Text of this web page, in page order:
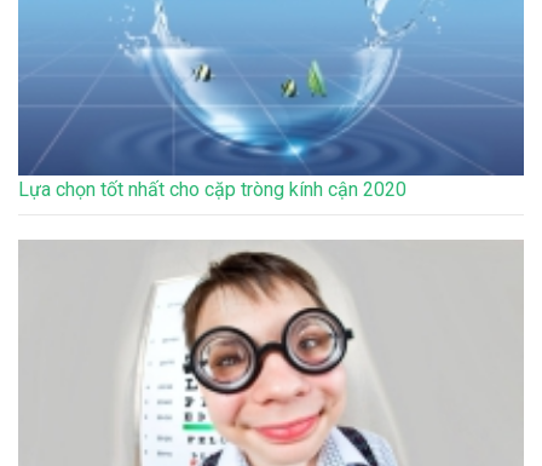
Lựa chọn tốt nhất cho cặp tròng kính cận 2020